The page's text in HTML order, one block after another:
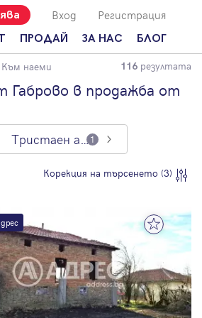
Вход Регистрация
ПРОДАЙ
Добави
имот с
Адрес?
ЗА НАС
Наши офиси
Кариери
Кои сме ние?
Мениджмънт
Address Run
Често
задавани
въпроси
БЛОГ
За продавачи
За купувачи
Ипотечно
наемодатели
наематели
Анализ на
пазара
Новини
наеми 116 резултата
Габрово в продажба от
Тристаен апартамент1
Корекция на търсенето (3)